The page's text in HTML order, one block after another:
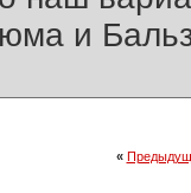
и
«